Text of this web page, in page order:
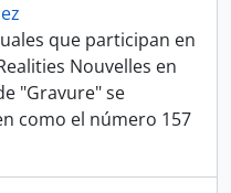
que participan en
Nouvelles en
"Gravure" se
como el número 157